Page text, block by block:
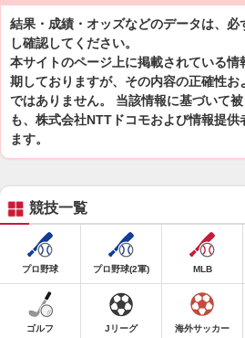
結果・成績・オッズなどのデータは、
し確認してください。
本サイトのページ上に掲載されている
期しておりますが、その内容の正確性
ではありません。 当該情報に基づいて
も、株式会社NTTドコモおよび情報提
ます。
競技一覧
プロ野球 プロ野球(2軍) MLB
ゴルフ Jリーグ 海外サッカー